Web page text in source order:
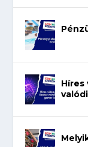
Híres